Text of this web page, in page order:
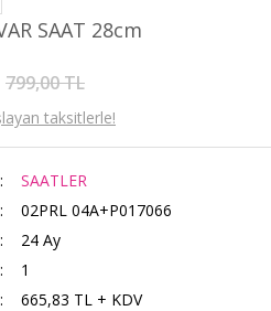
SAAT 28cm
799,00 TL
taksitlerle!
SAATLER
02PRL 04A+P017066
24 Ay
1
665,83 TL + KDV